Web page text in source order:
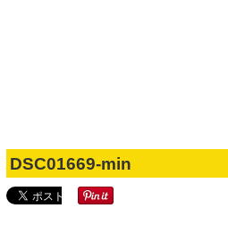
2018.05.29
DSC01669-min